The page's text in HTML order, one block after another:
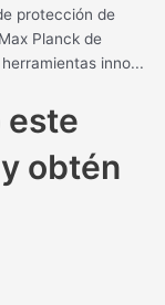
protección de
Planck de
inno...
este
obtén